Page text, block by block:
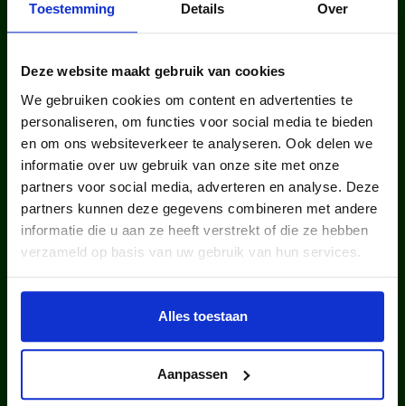
Toestemming Details Over
Deze website maakt gebruik van cookies
We gebruiken cookies om content en advertenties te
personaliseren, om functies voor social media te bieden
en om ons websiteverkeer te analyseren. Ook delen we
informatie over uw gebruik van onze site met onze
partners voor social media, adverteren en analyse. Deze
partners kunnen deze gegevens combineren met andere
informatie die u aan ze heeft verstrekt of die ze hebben
verzameld op basis van uw gebruik van hun services.
Alles toestaan
Aanpassen
NEDERLAND?
kinderen en jongeren werden in
2025 via ons lid van een club.
kinderen en jongeren werden in
2025 via ons lid van een sportclub.